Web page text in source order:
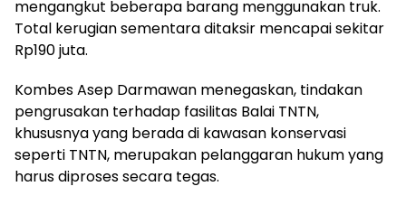
mengangkut beberapa barang menggunakan truk.
Total kerugian sementara ditaksir mencapai sekitar
Rp190 juta.
Kombes Asep Darmawan menegaskan, tindakan
pengrusakan terhadap fasilitas Balai TNTN,
khususnya yang berada di kawasan konservasi
seperti TNTN, merupakan pelanggaran hukum yang
harus diproses secara tegas.